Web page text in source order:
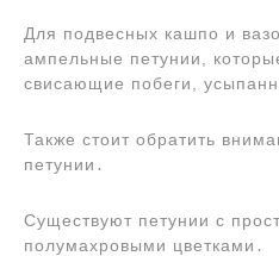
Для подвесных кашпо и
ампельные петунии,
свисающие побеги,
Также стоит обратить
петунии․
Существуют петунии с
полумахровыми цветками․